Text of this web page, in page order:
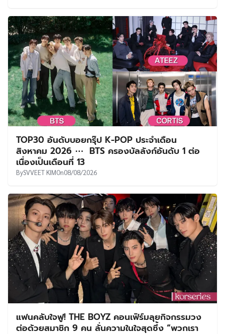
TOP30 อันดับบอยกรุ๊ป K-POP ประจำเดือน
สิงหาคม 2026 ⋯ BTS ครองบัลลังก์อันดับ 1 ต่อ
เนื่องเป็นเดือนที่ 13
BySVVEET KIMOn08/08/2026
แฟนคลับใจฟู! THE BOYZ คอนเฟิร์มลุยกิจกรรมวง
ต่อด้วยสมาชิก 9 คน ลั่นความในใจสุดซึ้ง “พวกเรา